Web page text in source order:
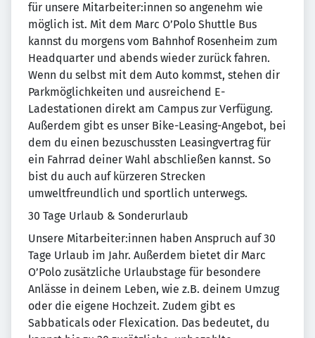
für unsere Mitarbeiter:innen so angenehm wie
möglich ist. Mit dem Marc O’Polo Shuttle Bus
kannst du morgens vom Bahnhof Rosenheim zum
Headquarter und abends wieder zurück fahren.
Wenn du selbst mit dem Auto kommst, stehen dir
Parkmöglichkeiten und ausreichend E-
Ladestationen direkt am Campus zur Verfügung.
Außerdem gibt es unser Bike-Leasing-Angebot, bei
dem du einen bezuschussten Leasingvertrag für
ein Fahrrad deiner Wahl abschließen kannst. So
bist du auch auf kürzeren Strecken
umweltfreundlich und sportlich unterwegs.
30 Tage Urlaub & Sonderurlaub
Unsere Mitarbeiter:innen haben Anspruch auf 30
Tage Urlaub im Jahr. Außerdem bietet dir Marc
O’Polo zusätzliche Urlaubstage für besondere
Anlässe in deinem Leben, wie z.B. deinem Umzug
oder die eigene Hochzeit. Zudem gibt es
Sabbaticals oder Flexication. Das bedeutet, du